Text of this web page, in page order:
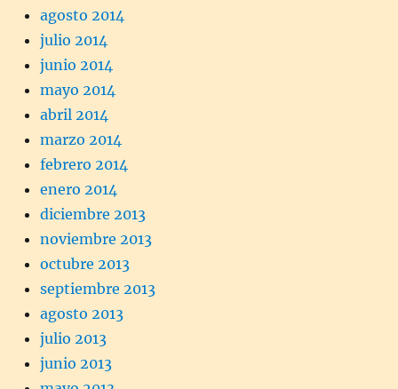
agosto 2014
julio 2014
junio 2014
mayo 2014
abril 2014
marzo 2014
febrero 2014
enero 2014
diciembre 2013
noviembre 2013
octubre 2013
septiembre 2013
agosto 2013
julio 2013
junio 2013